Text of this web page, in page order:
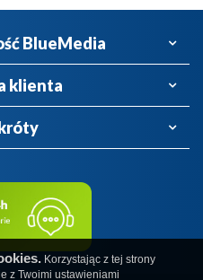
BlueMedia
klienta
Korzystając z tej strony
z Twoimi ustawieniami